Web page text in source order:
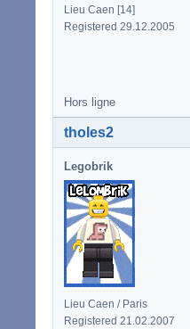
Lieu Caen [14]
Registered 29.12.2005
Hors ligne
tholes2
Legobrik
Lieu Caen / Paris
Registered 21.02.2007